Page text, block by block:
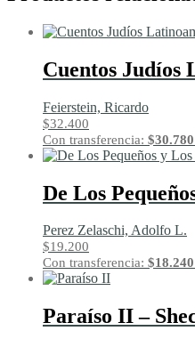
Cuentos Judíos
Feierstein, Ricardo
$32.400
Con transferencia: $30.780
De Los
Perez Zelaschi, Adolfo L.
$19.200
Con transferencia: $18.240
Paraíso II –